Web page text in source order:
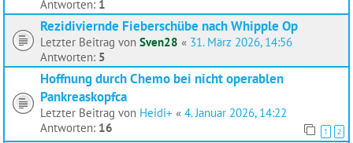
Antworten: 1
Rezidiviernde Fieberschübe nach Whipple Op
Letzter Beitrag von Sven28 « 31. März 2026, 14:56
Antworten: 5
Hoffnung durch Chemo bei nicht operablen
Pankreaskopfca
Letzter Beitrag von Heidi+ « 4. Januar 2026, 14:22
Antworten: 16 1 2